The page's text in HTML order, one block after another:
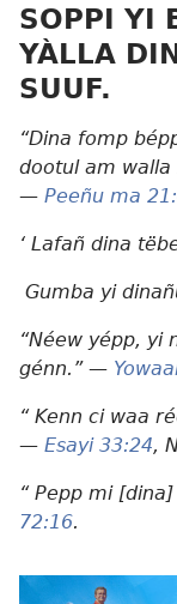
SOPPI YI
YÀLLA
SUUF.
“Dina fomp
dootul am
— Peeñu ma
‘ Lafañ dina
Gumba yi
“Néew yépp, yi
génn.” —
“ Kenn ci waa
— Esayi 33:​24,
“ Pepp mi
72:⁠16.